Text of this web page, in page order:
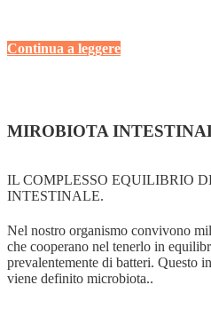
Continua a leggere
MIROBIOTA
IL COMPLESSO EQUILIBRIO
INTESTINALE.
Nel nostro organismo convivono
che cooperano nel tenerlo in
prevalentemente di batteri. Questo
viene definito microbiota..